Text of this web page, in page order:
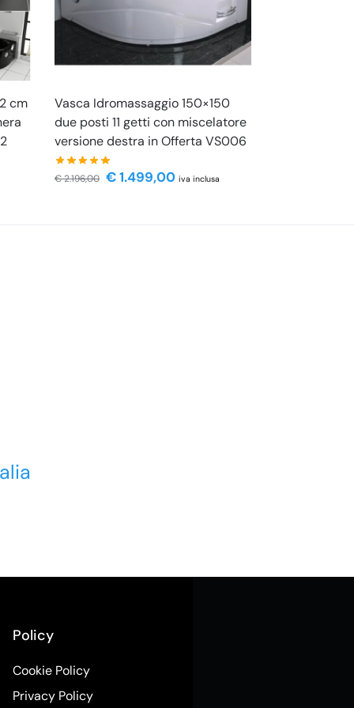
cm
Vasca Idromassaggio 150×150
due posti 11 getti con miscelatore
versione destra in Offerta VS006
€2.196,00 €1.499,00 iva inclusa
Policy
Cookie Policy
Privacy Policy